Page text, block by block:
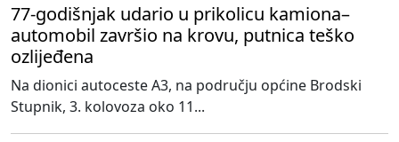
77-godišnjak udario u prikolicu kamiona–
automobil završio na krovu, putnica teško
ozlijeđena
Na dionici autoceste A3, na području općine Brodski
Stupnik, 3. kolovoza oko 11...